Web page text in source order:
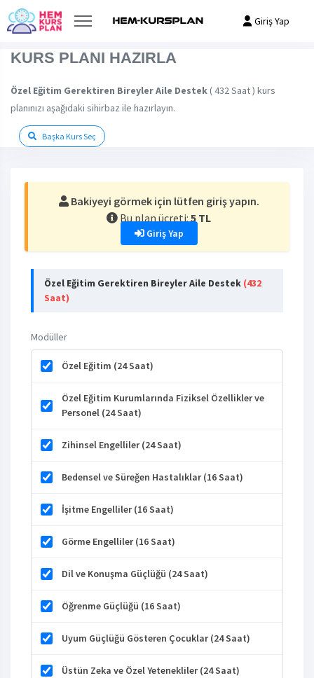
Giriş Yap
KURS PLANI HAZIRLA
Özel Eğitim Gerektiren Bireyler Aile Destek ( 432 Saat ) kurs
planınızı aşağıdaki sihirbaz ile hazırlayın.
Başka Kurs Seç
Bakiyeyi görmek için lütfen giriş yapın.
Bu plan ücreti:5 TL
Giriş Yap
Özel Eğitim Gerektiren Bireyler Aile Destek (432
Saat)
Modüller
Özel Eğitim (24 Saat)
Özel Eğitim Kurumlarında Fiziksel Özellikler ve
Personel (24 Saat)
Zihinsel Engelliler (24 Saat)
Bedensel ve Süreğen Hastalıklar (16 Saat)
İşitme Engelliler (16 Saat)
Görme Engelliler (16 Saat)
Dil ve Konuşma Güçlüğü (24 Saat)
Öğrenme Güçlüğü (16 Saat)
Uyum Güçlüğü Gösteren Çocuklar (24 Saat)
Üstün Zeka ve Özel Yetenekliler (24 Saat)